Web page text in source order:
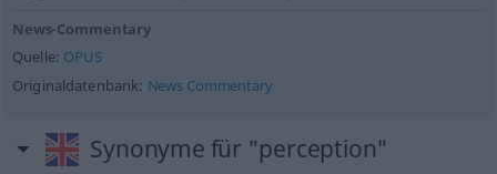
News-Commentary
Quelle: OPUS
Originaldatenbank: News Commentary
Synonyme für "perception"